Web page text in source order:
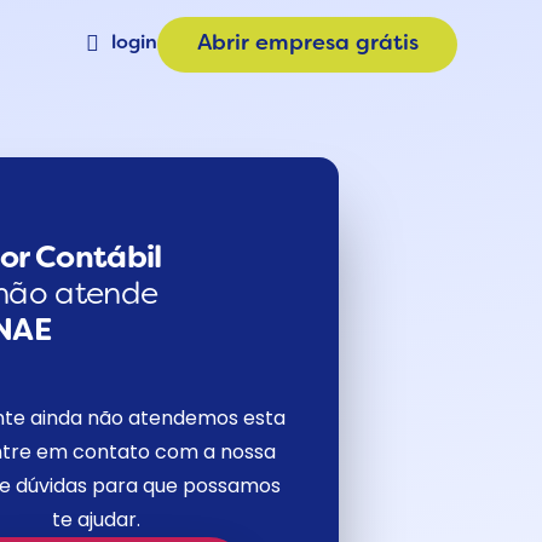
Consulta CNAE
login Abrir empresa grátis
Contábil
atende
ainda não atendemos esta
em contato com a nossa
dúvidas para que possamos
te ajudar.